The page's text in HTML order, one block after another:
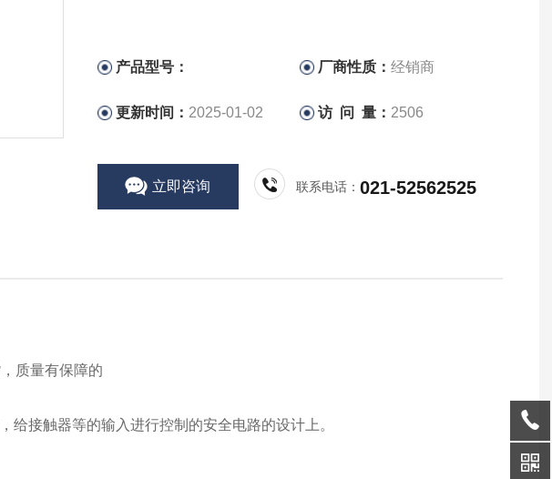
产品型号： 厂商性质：经销商
更新时间： 2025-01-02 访 问 量： 2506
立即咨询 联系电话：021-52562525
质量有保障的
接触器等的输入进行控制的安全电路的设计上。